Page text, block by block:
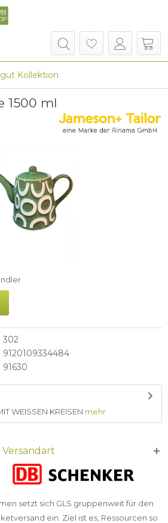
Kollektion
1500 ml
302
9120109334484
91630
WEISSEN KREISEN mehr
Versandart
setzt sich GLS gruppenweit für den
ein. Ziel ist es, Ressourcen so